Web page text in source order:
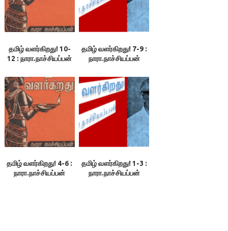
தமிழ் வளர்கிறது! 10-
12 : நாரா.நாச்சியப்பன்
தமிழ் வளர்கிறது! 7-9 :
நாரா.நாச்சியப்பன்
தமிழ் வளர்கிறது! 4-6 :
நாரா.நாச்சியப்பன்
தமிழ் வளர்கிறது! 1-3 :
நாரா.நாச்சியப்பன்